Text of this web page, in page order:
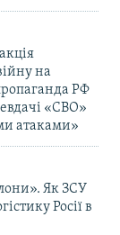
на
РФ
«СВО»
атаками»
Як ЗСУ
Росії в